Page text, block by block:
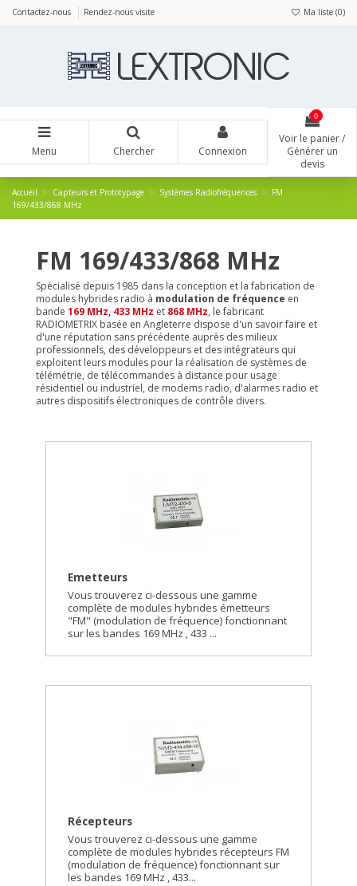
Contactez-nous Rendez-nous visite Ma liste (0)
Menu Chercher Connexion
0
Voir le panier /
Générer un
devis
Accueil Capteurs et Prototypage Systèmes Radiofréquences
FM
169/433/868 MHz
FM 169/433/868 MHz
Spécialisé depuis 1985 dans la conception et la fabrication de
modules hybrides radio à modulation de fréquence en
bande 169 MHz, 433 MHz et 868 MHz, le fabricant
RADIOMETRIX basée en Angleterre dispose d'un savoir faire et
d'une réputation sans précédente auprès des milieux
professionnels, des développeurs et des intégrateurs qui
exploitent leurs modules pour la réalisation de systèmes de
télémétrie, de télécommandes à distance pour usage
résidentiel ou industriel, de modems radio, d'alarmes radio et
autres dispositifs électroniques de contrôle divers.
Emetteurs
Vous trouverez ci-dessous une gamme
complète de modules hybrides émetteurs
"FM" (modulation de fréquence) fonctionnant
sur les bandes 169 MHz , 433 ...
Récepteurs
Vous trouverez ci-dessous une gamme
complète de modules hybrides récepteurs FM
(modulation de fréquence) fonctionnant sur
les bandes 169 MHz , 433...
Panneau de gestion des cookies